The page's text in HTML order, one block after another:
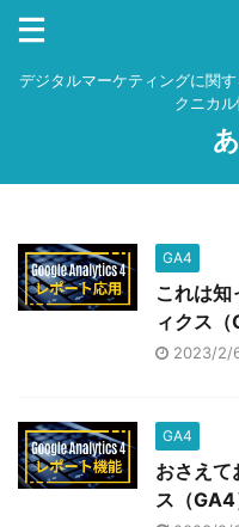
デジタルマーケティングに関
クニカ
GA4
これは
ィクス
2023/2/
GA4
おさえて
ス（